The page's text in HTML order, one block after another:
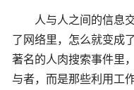
人与人之间的信息交
了网络里，怎么就变成
著名的人肉搜索事件里
与者，而是那些利用工